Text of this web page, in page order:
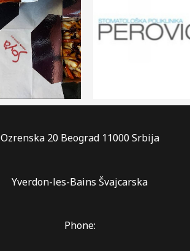
Ozrenska 20 Beograd 11000 Srbija
Yverdon-les-Bains Švajcarska
Phone: